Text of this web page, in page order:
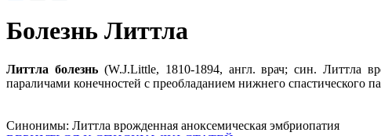
Болезнь Литтла
Литтла болезнь(W.J.Little, 1810-1894, англ. врач; син. Литтла
параличами конечностей с преобладанием нижнего спастического
Синонимы: Литтла врожденная аноксемическая эмбриопатия